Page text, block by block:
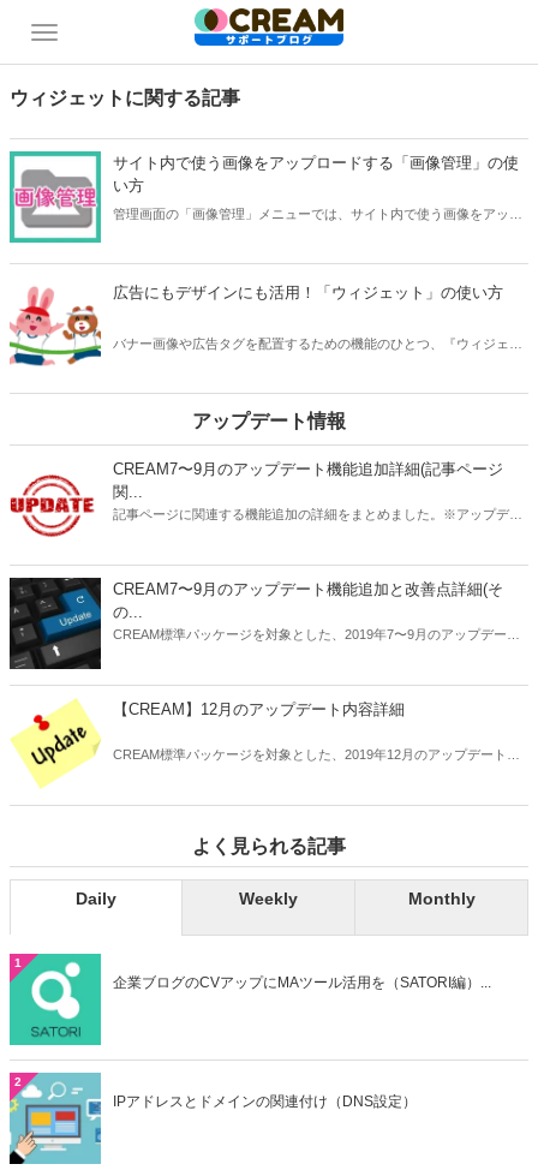
ウィジェットに関する記事
サイト内で使う画像をアップロードする「画像管理」の使
い方
管理画面の「画像管理」メニューでは、サイト内で使う画像をアップ
ージ作成で画像を表示するときにも「画像管理」を使います。 「画像
管理」での画像の登録の仕方と便利な使い方をご紹介します。
広告にもデザインにも活用！「ウィジェット」の使い方
バナー画像や広告タグを配置するための機能のひとつ、『ウィジェッ
アイデアで活用していただきたい機能です。
アップデート情報
CREAM7〜9月のアップデート機能追加詳細(記事ページ
関...
記事ページに関連する機能追加の詳細をまとめました。※アップデー
CREAM7〜9月のアップデート機能追加と改善点詳細(そ
の...
CREAM標準パッケージを対象とした、2019年7〜9月のアップデート
【CREAM】12月のアップデート内容詳細
CREAM標準パッケージを対象とした、2019年12月のアップデート内
よく見られる記事
Daily Weekly Monthly
1
企業ブログのCVアップにMAツール活用を（SATORI編）...
2
IPアドレスとドメインの関連付け（DNS設定）